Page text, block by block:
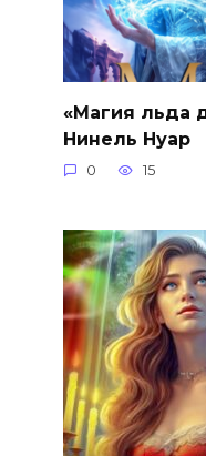
«Магия льда
Нинель Нуар
0 15